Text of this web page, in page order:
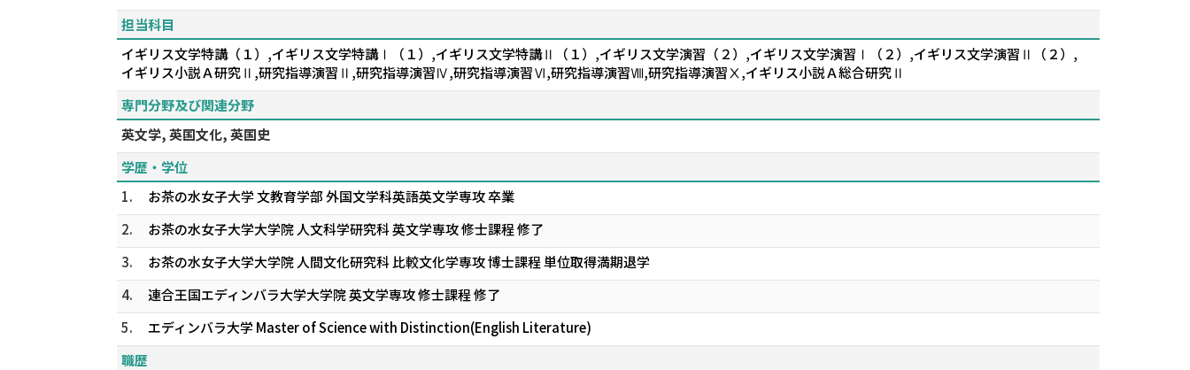
担当科目
イギリス文学特講（１）,イギリス文学特講Ⅰ（１）,イギリス文学特講Ⅱ（１）,イギリス文学演習（２）,イギリス文学演習Ⅰ（２）,イギリス文学演習Ⅱ（２）,
イギリス小説Ａ研究Ⅱ,研究指導演習Ⅱ,研究指導演習Ⅳ,研究指導演習Ⅵ,研究指導演習Ⅷ,研究指導演習Ⅹ,イギリス小説Ａ総合研究Ⅱ
専門分野及び関連分野
英文学, 英国文化, 英国史
学歴・学位
1.
お茶の水女子大学 文教育学部 外国文学科英語英文学専攻 卒業
2.
お茶の水女子大学大学院 人文科学研究科 英文学専攻 修士課程 修了
3.
お茶の水女子大学大学院 人間文化研究科 比較文化学専攻 博士課程 単位取得満期退学
4.
連合王国エディンバラ大学大学院 英文学専攻 修士課程 修了
5.
エディンバラ大学 Master of Science with Distinction(English Literature)
職歴